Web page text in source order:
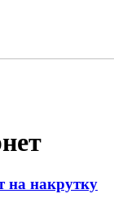
на накрутку